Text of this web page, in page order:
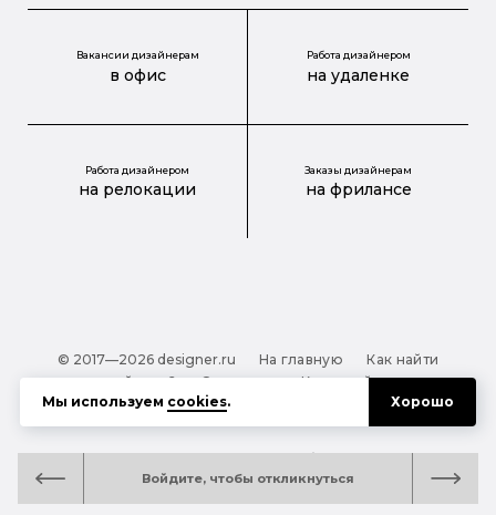
Войдите, чтобы откликнуться
Вакансии дизайнерам
в офис
Работа дизайнером
на удаленке
Работа дизайнером
на релокации
Заказы дизайнерам
на фрилансе
© 2017—2026 designer.ru На главную
Как найти
дизайнера?
О проекте
Карта сайта
Обработка персональных данных
Файлы cookie
руководство для тех, кто заказывает дизайн
Мы используем cookies. Хорошо